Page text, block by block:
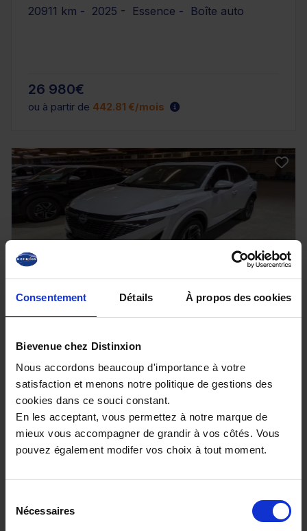
Consentement Détails À propos des cookies
Bievenue chez Distinxion
Nous accordons beaucoup d'importance à votre
satisfaction et menons notre politique de gestions des
cookies dans ce souci constant.
En les acceptant, vous permettez à notre marque de
mieux vous accompagner de grandir à vos côtés. Vous
pouvez également modifer vos choix à tout moment.
Nécessaires
20911 km - 2025 - Essence - Boîte auto
26 980€
ou à partir de 442.81 €/mois
NISSAN QASHQAI
élec et Pack Hiver
24270 km - 2025 - Essence - Boîte auto
26 480€